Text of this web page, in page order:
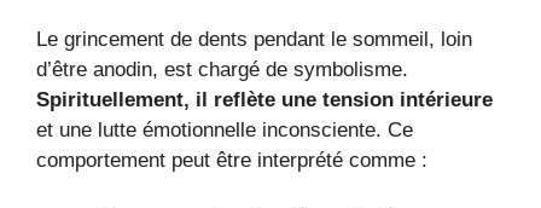
Le grincement de dents pendant le sommeil, loin
d’être anodin, est chargé de symbolisme.
Spirituellement, il reflète une tension intérieure
et une lutte émotionnelle inconsciente. Ce
comportement peut être interprété comme :